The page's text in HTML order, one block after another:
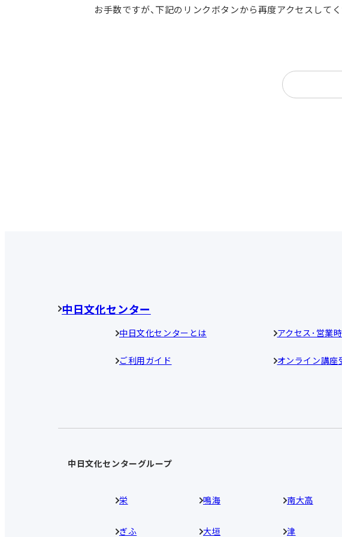
お手数ですが、下記のリンクボタンから再度アクセスしてく
中日文化センター
中日文化センターとは アクセス･営業
ご利用ガイド オンライン講座
中日文化センターグループ
栄 鳴海 南大高
ぎふ 大垣 津